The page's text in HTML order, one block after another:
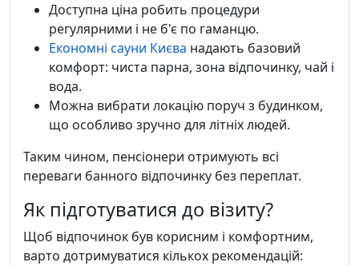
Доступна ціна робить процедури
регулярними і не б'є по гаманцю.
Економні сауни Києва надають базовий
комфорт: чиста парна, зона відпочинку, чай і
вода.
Можна вибрати локацію поруч з будинком,
що особливо зручно для літніх людей.
Таким чином, пенсіонери отримують всі
переваги банного відпочинку без переплат.
Як підготуватися до візиту?
Щоб відпочинок був корисним і комфортним,
варто дотримуватися кількох рекомендацій: